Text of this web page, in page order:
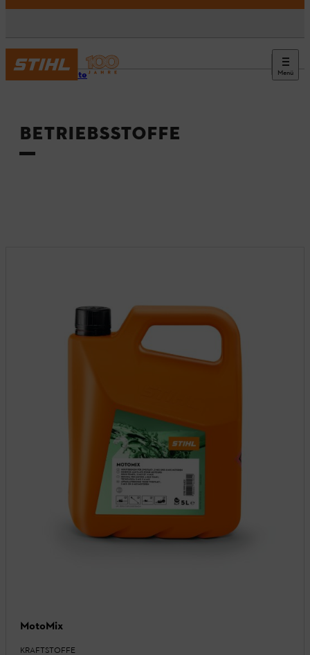
Menü
Startseite
BETRIEBSSTOFFE
MotoMix
KRAFTSTOFFE